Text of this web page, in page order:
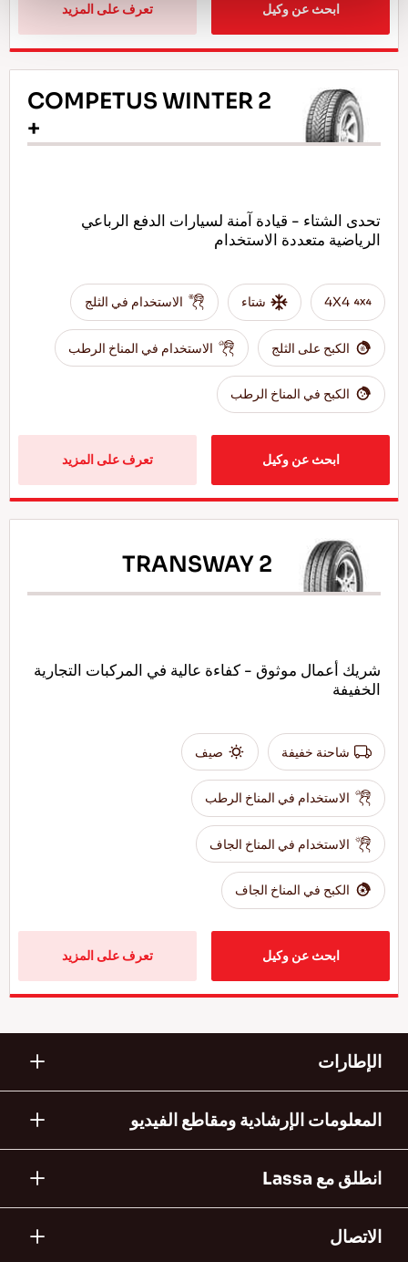
ابحث عن وكيل تعرف على المزيد
COMPETUS WINTER 2
+
تحدى الشتاء - قيادة آمنة لسيارات الدفع الرباعي
الرياضية متعددة الاستخدام
4X4 شتاء الاستخدام في الثلج
الكبح على الثلج الاستخدام في المناخ الرطب
الكبح في المناخ الرطب
ابحث عن وكيل تعرف على المزيد
TRANSWAY 2
شريك أعمال موثوق - كفاءة عالية في المركبات التجارية
الخفيفة
شاحنة خفيفة صيف
الاستخدام في المناخ الرطب
الاستخدام في المناخ الجاف
الكبح في المناخ الجاف
ابحث عن وكيل تعرف على المزيد
الإطارات
المعلومات الإرشادية ومقاطع الفيديو
انطلق مع Lassa
الاتصال